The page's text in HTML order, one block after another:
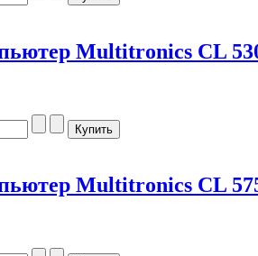
Multitronics CL
Multitronics CL